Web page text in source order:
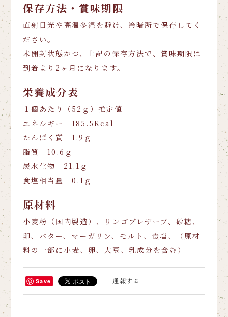
保存方法・賞味期限
直射日光や高温多湿を避け、冷暗所で保存してく
ださい。
未開封状態かつ、上記の保存方法で、賞味期限は
到着より2ヶ月になります。
栄養成分表
１個あたり（52ｇ）推定値
エネルギー 185.5Kcal
たんぱく質 1.9ｇ
脂質 10.6ｇ
炭水化物 21.1ｇ
食塩相当量 0.1ｇ
原材料
小麦粉（国内製造）、リンゴブレザーブ、砂糖、
卵、バター、マーガリン、モルト、食塩、（原材
料の一部に小麦、卵、大豆、乳成分を含む）
Save 通報する